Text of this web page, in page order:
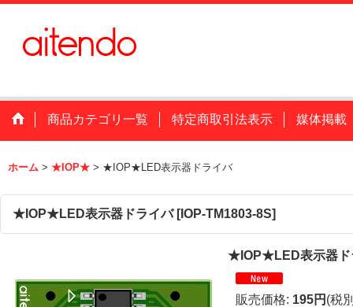
商品カテゴリ一覧 特定商取引法表示 媒体掲載
ホーム > ★IOP★ > ★IOP★LED表示器ドライバ
★IOP★LED表示器ドライバ [IOP-TM1803-8S]
★IOP★LED表示器ド
販売価格: 195円 (税